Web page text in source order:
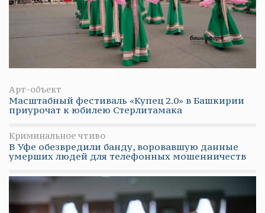
Арт-объект
Масштабный фестиваль «Купец 2.0» в Башкирии
приурочат к юбилею Стерлитамака
Криминальное чтиво
В Уфе обезвредили банду, воровавшую данные
умерших людей для телефонных мошенничеств